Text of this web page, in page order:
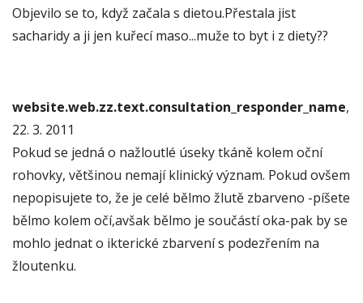
Objevilo se to, když začala s dietou.Přestala jist
sacharidy a ji jen kuřecí maso...muže to byt i z diety??
website.web.zz.text.consultation_responder_name,
22. 3. 2011
Pokud se jedná o nažloutlé úseky tkáně kolem oční
rohovky, většinou nemají klinický význam. Pokud ovšem
nepopisujete to, že je celé bělmo žlutě zbarveno -píšete
bělmo kolem očí,avšak bělmo je součástí oka-pak by se
mohlo jednat o ikterické zbarvení s podezřením na
žloutenku.